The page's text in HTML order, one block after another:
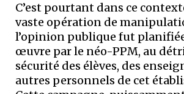
C’est pourtant dans ce
vaste opération de
l’opinion publique fut
œuvre par le néo-PPM, au
sécurité des élèves, des
autres personnels de cet